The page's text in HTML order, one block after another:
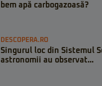
bem apă carbogazoasă?
DESCOPERA.RO
Singurul loc din Sistemul
astronomii au observat...